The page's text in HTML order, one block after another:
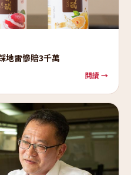
地雷慘賠3千萬
閱讀 →